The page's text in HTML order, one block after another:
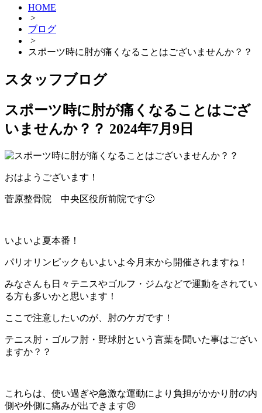
HOME
>
ブログ
>
スポーツ時に肘が痛くなることはございませんか？？
スタッフブログ
スポーツ時に肘が痛くなることはござ
いませんか？？ 2024年7月9日
おはようございます！
菅原整骨院 中央区役所前院です🙂
いよいよ夏本番！
パリオリンピックもいよいよ今月末から開催されますね！
みなさんも日々テニスやゴルフ・ジムなどで運動をされてい
る方も多いかと思います！
ここで注意したいのが、肘のケガです！
テニス肘・ゴルフ肘・野球肘という言葉を聞いた事はござい
ますか？？
これらは、使い過ぎや急激な運動により負担がかかり肘の内
側や外側に痛みが出できます😣